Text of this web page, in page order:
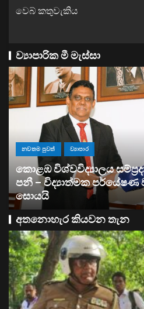
වෙබ් කතුවැකිය
ව්‍යාපාරික මී මැස්සා
ව්‍යාපාර
සතොසෙන් සුපර් වැඩක් ..
අතනොහැර කියවන තැන